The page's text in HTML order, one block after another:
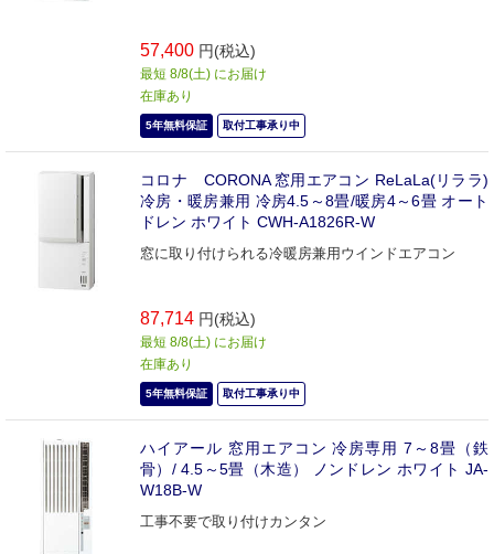
57,400 円(税込)
最短 8/8(土) にお届け
在庫あり
5年無料保証 取付工事承り中
コロナ CORONA 窓用エアコン ReLaLa(リララ)
冷房・暖房兼用 冷房4.5～8畳/暖房4～6畳 オート
ドレン ホワイト CWH-A1826R-W
窓に取り付けられる冷暖房兼用ウインドエアコン
87,714 円(税込)
最短 8/8(土) にお届け
在庫あり
5年無料保証 取付工事承り中
ハイアール 窓用エアコン 冷房専用 7～8畳（鉄
骨）/ 4.5～5畳（木造） ノンドレン ホワイト JA-
W18B-W
工事不要で取り付けカンタン